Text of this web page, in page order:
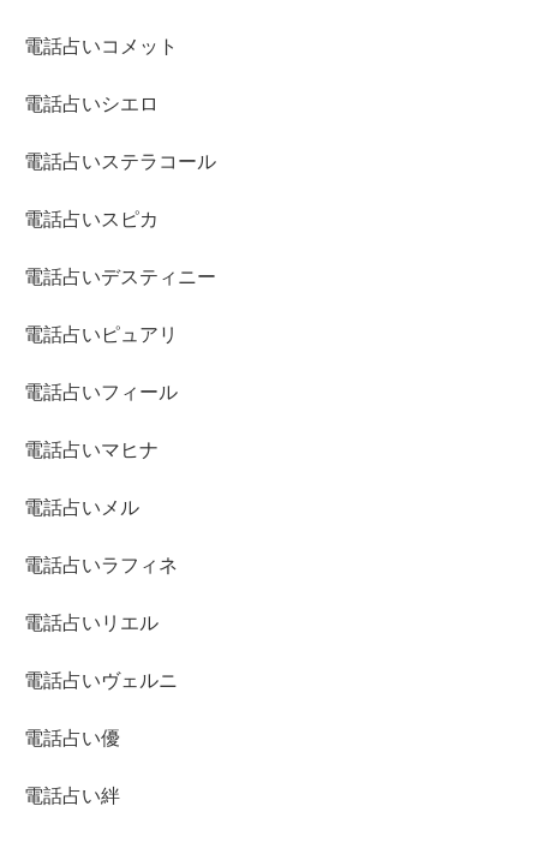
電話占いコメット
電話占いシエロ
電話占いステラコール
電話占いスピカ
電話占いデスティニー
電話占いピュアリ
電話占いフィール
電話占いマヒナ
電話占いメル
電話占いラフィネ
電話占いリエル
電話占いヴェルニ
電話占い優
電話占い絆